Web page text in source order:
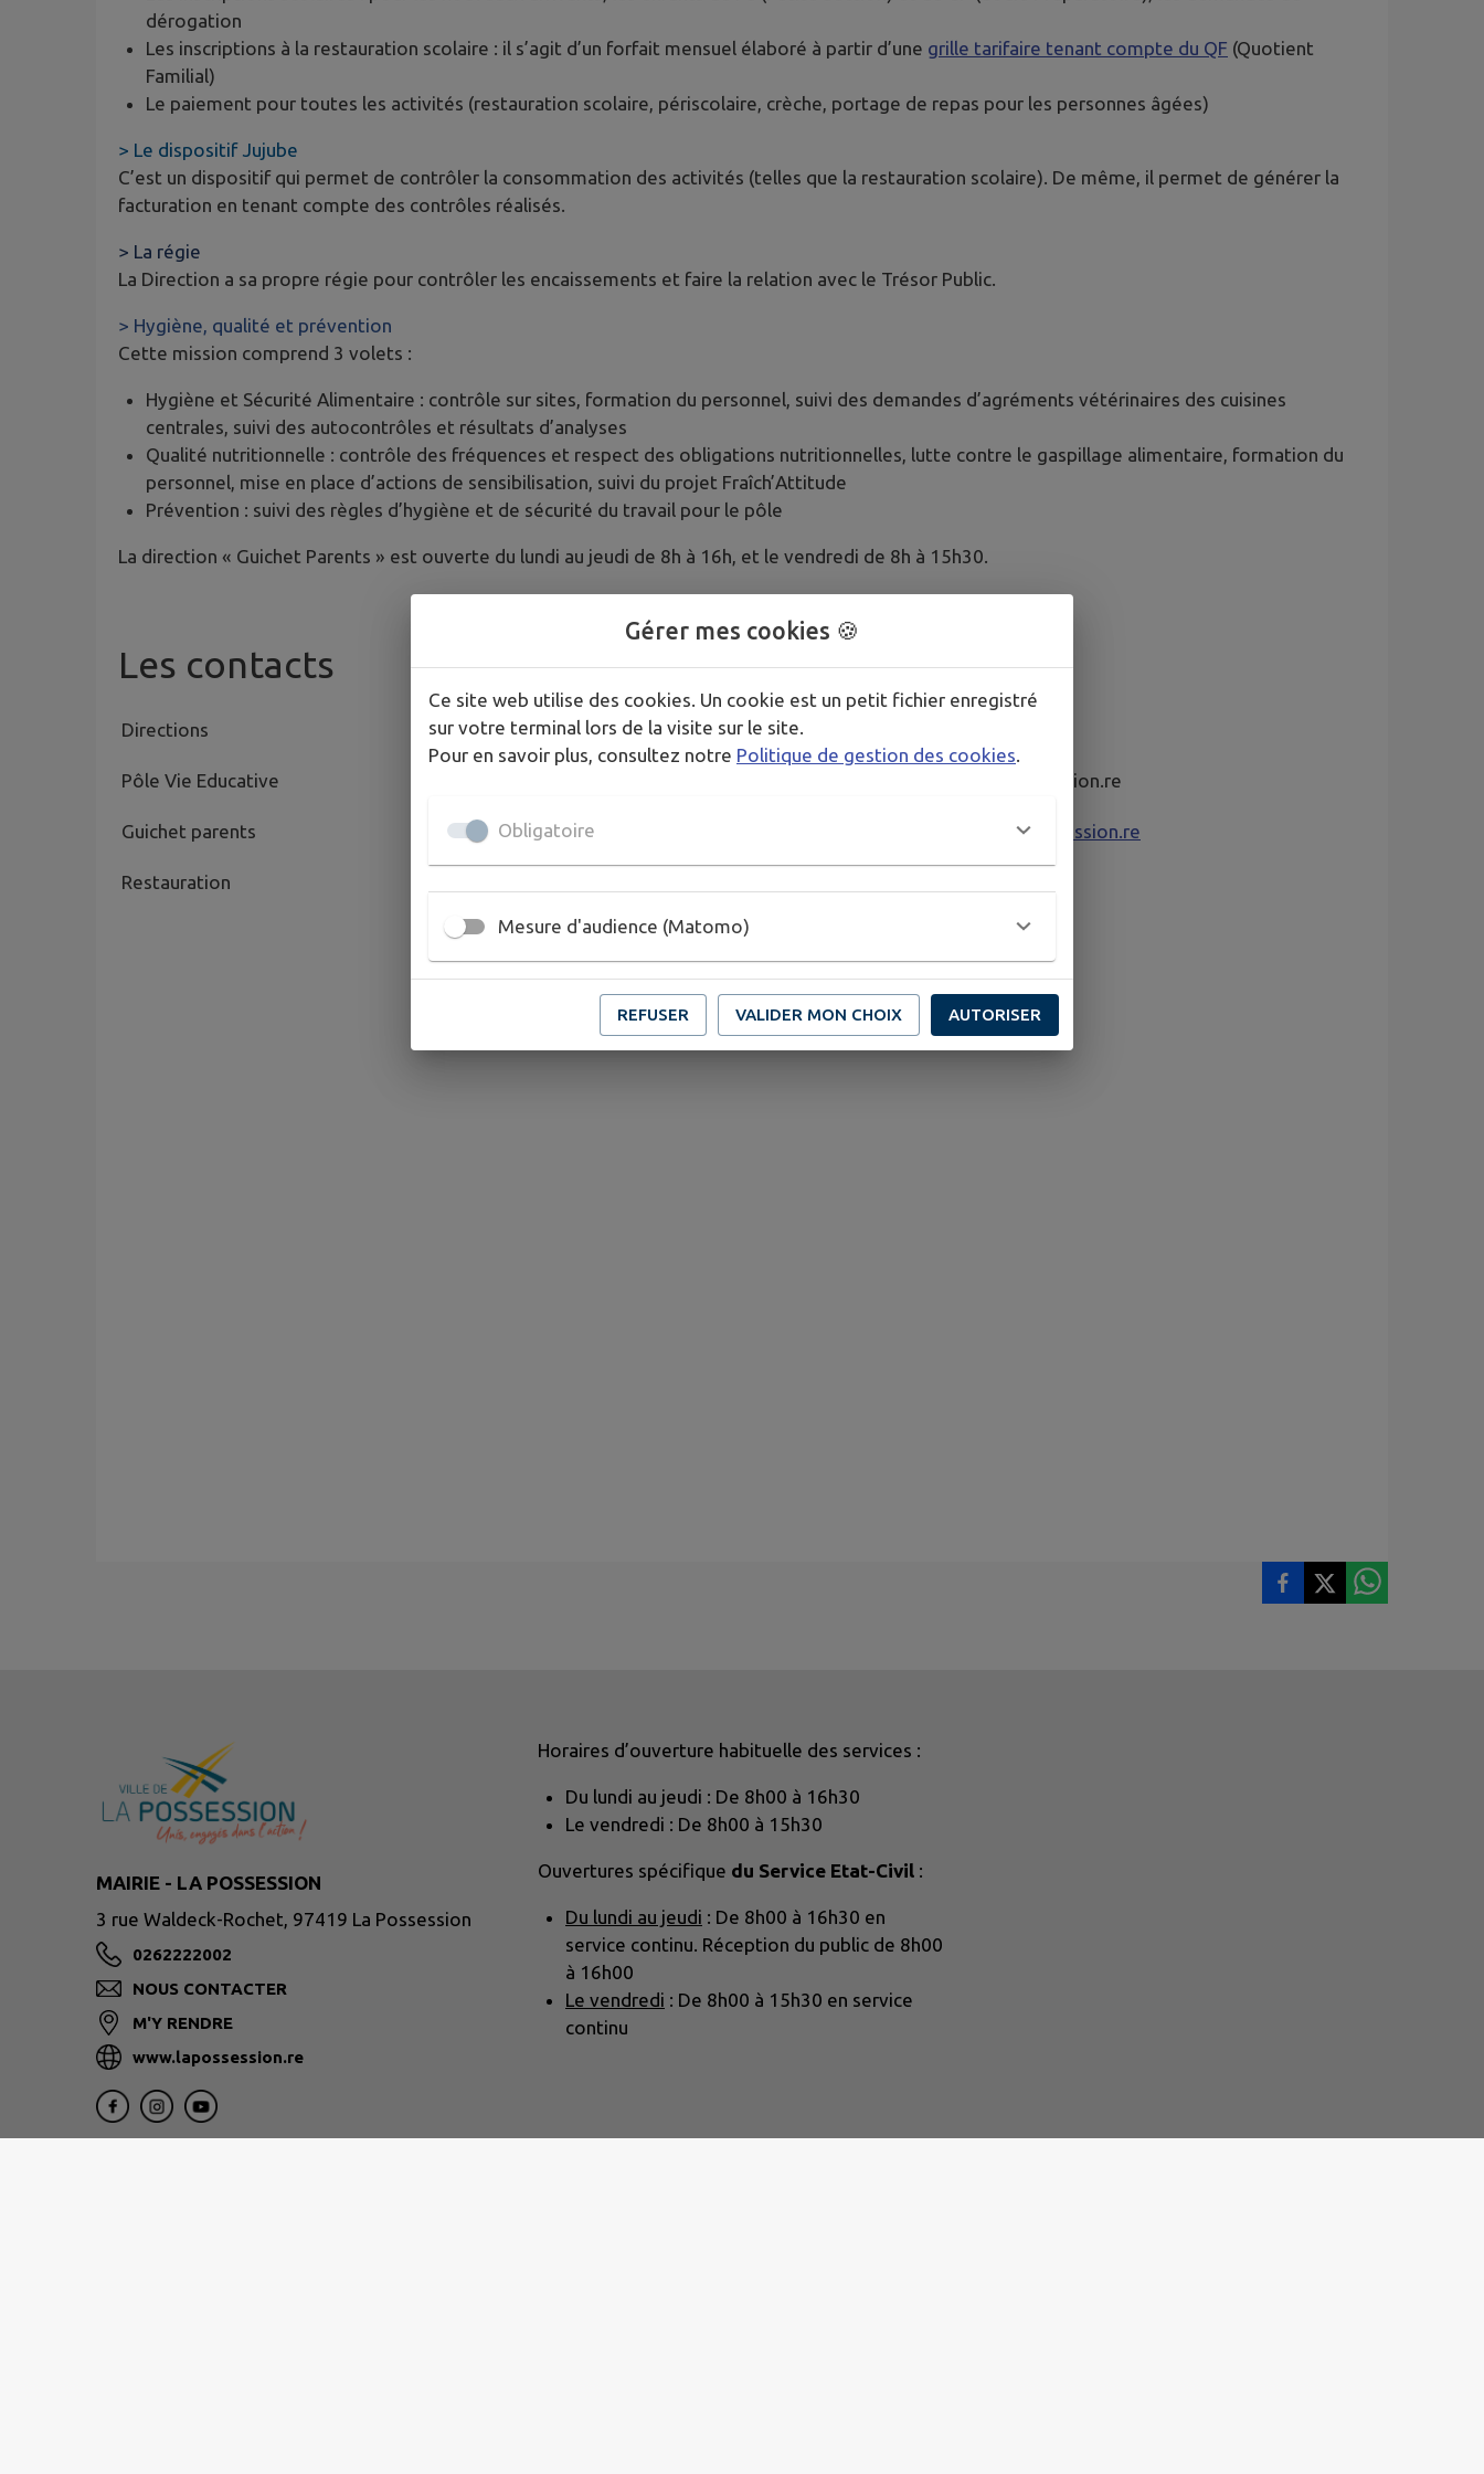
dérogation
Les inscriptions à la restauration scolaire : il s’agit d’un forfait mensuel élaboré à partir d’une grille tarifaire tenant compte du QF (Quotient
Familial)
Le paiement pour toutes les activités (restauration scolaire, périscolaire, crèche, portage de repas pour les personnes âgées)
> Le dispositif Jujube
C’est un dispositif qui permet de contrôler la consommation des activités (telles que la restauration scolaire). De même, il permet de générer la
facturation en tenant compte des contrôles réalisés.
> La régie
La Direction a sa propre régie pour contrôler les encaissements et faire la relation avec le Trésor Public.
> Hygiène, qualité et prévention
Cette mission comprend 3 volets :
Hygiène et Sécurité Alimentaire : contrôle sur sites, formation du personnel, suivi des demandes d’agréments vétérinaires des cuisines
centrales, suivi des autocontrôles et résultats d’analyses
Qualité nutritionnelle : contrôle des fréquences et respect des obligations nutritionnelles, lutte contre le gaspillage alimentaire, formation du
personnel, mise en place d’actions de sensibilisation, suivi du projet Fraîch’Attitude
Prévention : suivi des règles d’hygiène et de sécurité du travail pour le pôle
La direction « Guichet Parents » est ouverte du lundi au jeudi de 8h à 16h, et le vendredi de 8h à 15h30.
Les contacts
Directions Tél Fax
Pôle Vie Educative vieeducative@lapossession.re
Guichet parents 0262 71 11 09 guichetparents@lapossession.re
Restauration
MAIRIE - LA POSSESSION
3 rue Waldeck-Rochet, 97419 La Possession
0262222002
NOUS CONTACTER
M'Y RENDRE
www.lapossession.re
Horaires d’ouverture habituelle des services :
Du lundi au jeudi : De 8h00 à 16h30
Le vendredi : De 8h00 à 15h30
Ouvertures spécifique du Service Etat-Civil :
Du lundi au jeudi : De 8h00 à 16h30 en
service continu. Réception du public de 8h00
à 16h00
Le vendredi : De 8h00 à 15h30 en service
continu
Gérer mes cookies 🍪
Ce site web utilise des cookies. Un cookie est un petit fichier enregistré
sur votre terminal lors de la visite sur le site.
Pour en savoir plus, consultez notre Politique de gestion des cookies
Obligatoire
Mesure d'audience (Matomo)
REFUSER VALIDER MON CHOIX AUTORISER